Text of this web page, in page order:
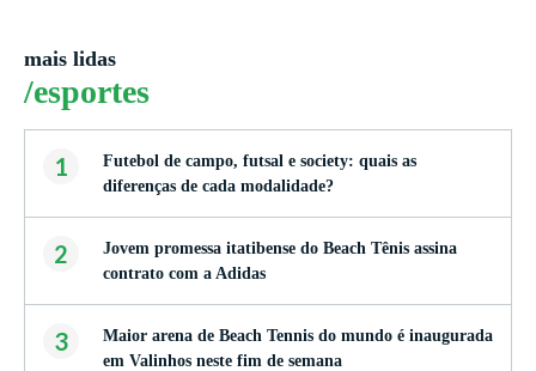
mais lidas
/esportes
1
Futebol de campo, futsal e society: quais as
diferenças de cada modalidade?
2
Jovem promessa itatibense do Beach Tênis assina
contrato com a Adidas
3
Maior arena de Beach Tennis do mundo é inaugurada
em Valinhos neste fim de semana